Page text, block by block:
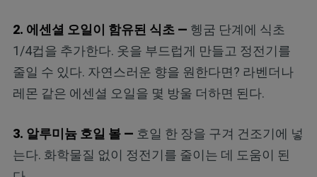
2. 에센셜 오일이 함유된 식초 — 헹굼 단계에 식초
1/4컵을 추가한다. 옷을 부드럽게 만들고 정전기를
줄일 수 있다. 자연스러운 향을 원한다면? 라벤더나
레몬 같은 에센셜 오일을 몇 방울 더하면 된다.
3. 알루미늄 호일 볼 — 호일 한 장을 구겨 건조기에 넣
는다. 화학물질 없이 정전기를 줄이는 데 도움이 된